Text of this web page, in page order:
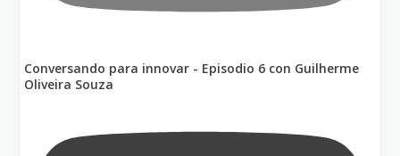
Conversando para innovar - Episodio 6 con Guilherme
Oliveira Souza